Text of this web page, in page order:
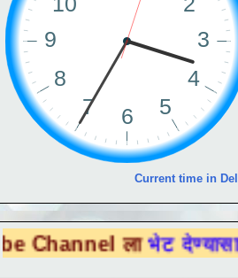
Current time in
भेट देण्यासाठी येथे क्लिक